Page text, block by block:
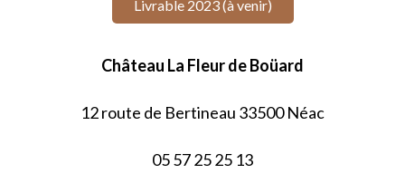
Livrable 2023 (à venir)
Château La Fleur de Boüard
12 route de Bertineau 33500 Néac
05 57 25 25 13